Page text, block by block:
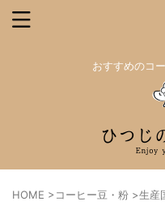
おすすめのコ
HOME >コーヒー豆・粉 >生産